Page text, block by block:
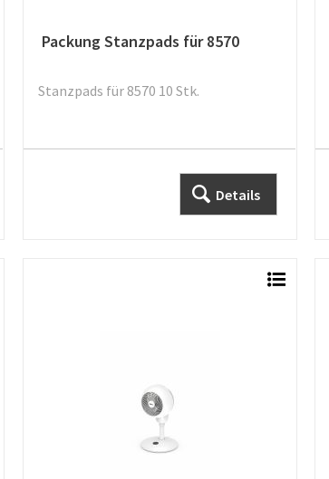
Packung Stanzpads für 8570
Stanzpads für 8570 10 Stk.
Details